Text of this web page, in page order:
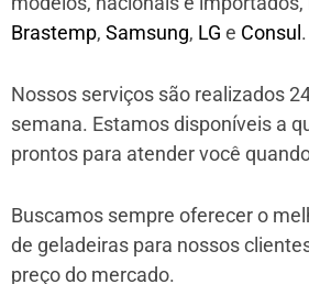
Brastemp, Samsung, LG e Consul .
Nossos serviços são realizados
semana. Estamos disponíveis a
prontos para atender você
Buscamos sempre oferecer o
de geladeiras para nossos
preço do mercado.